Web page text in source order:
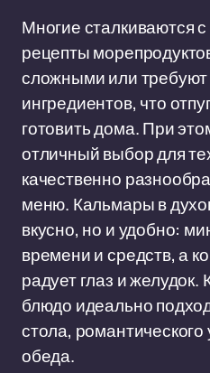
Многие сталкиваются
рецепты
сложными или требуют
ингредиентов, что
готовить дома. При
отличный выбор для
качественно
меню. Кальмары в
вкусно, но и удобно:
времени и средств, а
радует глаз и желудок.
блюдо идеально
стола,
обеда.